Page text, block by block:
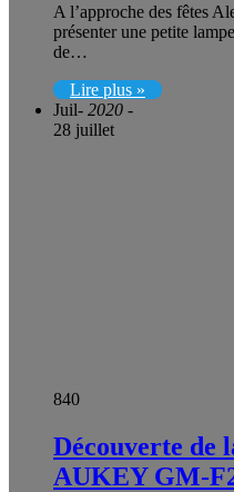
A l’approche des fêtes
présenter une petite
de…
Lire plus »
Juil- 2020 -
28 juillet
840
Découverte de
AUKEY GM-